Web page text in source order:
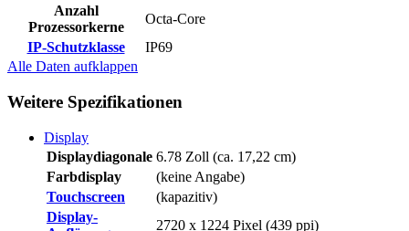
Anzahl
Prozessorkerne
Octa-Core
IP-Schutzklasse
IP69
Alle Daten aufklappen
Weitere Spezifikationen
Display
Displaydiagonale 6.78 Zoll (ca. 17,22 cm)
Farbdisplay
(keine Angabe)
Touchscreen
(kapazitiv)
Display-
2720 x 1224 Pixel (439 ppi)